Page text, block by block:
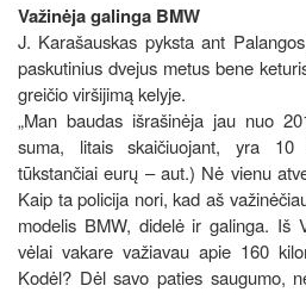
Važinėja galinga BMW
J. Karašauskas pyksta ant
paskutinius dvejus metus bene
greičio viršijimą kelyje.
„Man baudas išrašinėja jau nuo
suma, litais skaičiuojant, yra
tūkstančiai eurų – aut.) Nė vienu
Kaip ta policija nori, kad aš
modelis BMW, didelė ir galinga. Iš
vėlai vakare važiavau apie 160
Kodėl? Dėl savo paties saugumo,